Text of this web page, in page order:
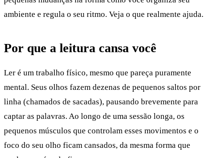
ambiente e regula o seu ritmo. Veja o que realmente ajuda.
Por que a leitura cansa você
Ler é um trabalho físico, mesmo que pareça puramente
mental. Seus olhos fazem dezenas de pequenos saltos por
linha (chamados de sacadas), pausando brevemente para
captar as palavras. Ao longo de uma sessão longa, os
pequenos músculos que controlam esses movimentos e o
foco do seu olho ficam cansados, da mesma forma que